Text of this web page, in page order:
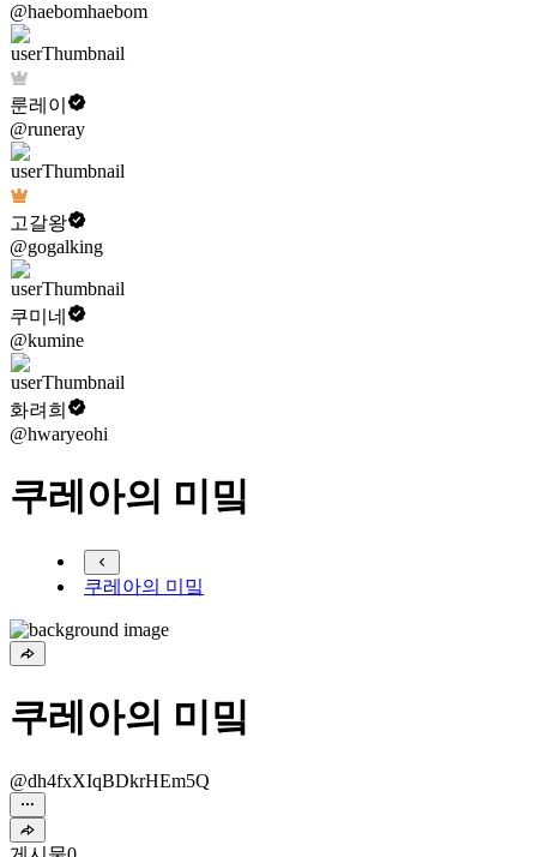
@haebomhaebom
룬레이
@runeray
고갈왕
@gogalking
쿠미네
@kumine
화려희
@hwaryeohi
쿠레아의 미밐
쿠레아의 미밐
쿠레아의 미밐
@dh4fxXIqBDkrHEm5Q